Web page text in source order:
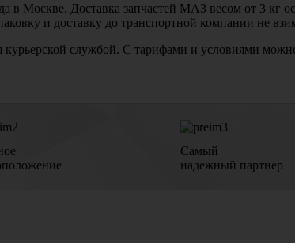
в Москве. Доставка запчастей МАЗ весом от
и доставку до транспортной компании не
курьерской службой. С тарифами и условиями
Самый
надежный партнер